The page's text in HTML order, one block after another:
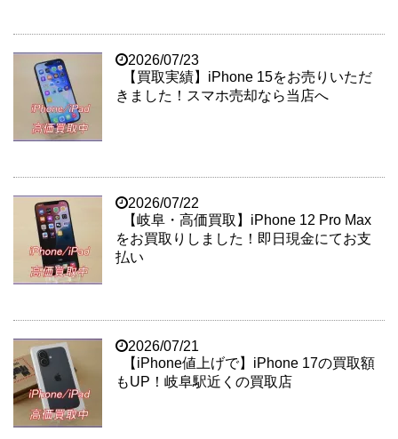
2026/07/23
【買取実績】iPhone 15をお売りいただ
きました！スマホ売却なら当店へ
2026/07/22
【岐阜・高価買取】iPhone 12 Pro Max
をお買取りしました！即日現金にてお支
払い
2026/07/21
【iPhone値上げで】iPhone 17の買取額
もUP！岐阜駅近くの買取店